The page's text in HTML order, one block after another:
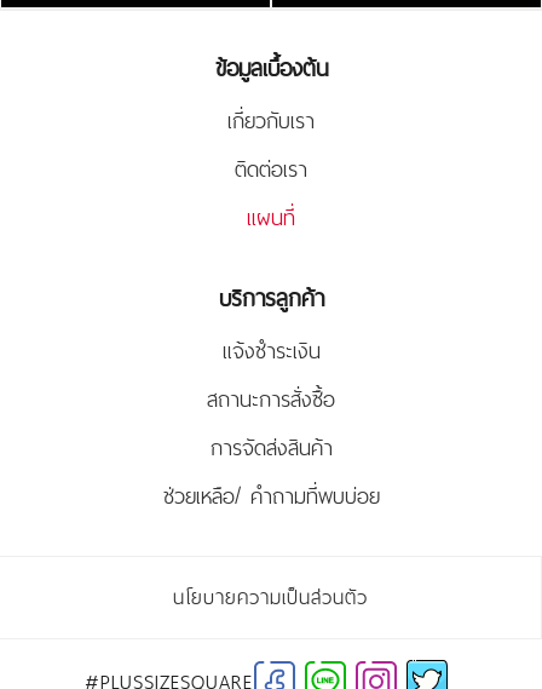
ข้อมูลเบื้องต้น
เกี่ยวกับเรา
ติดต่อเรา
แผนที่
บริการลูกค้า
แจ้งชำระเงิน
สถานะการสั่งซื้อ
การจัดส่งสินค้า
ช่วยเหลือ/ คำถามที่พบบ่อย
นโยบายความเป็นส่วนตัว
#PLUSSIZESQUARE